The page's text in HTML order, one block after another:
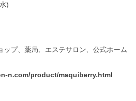
)
ップ、薬局、エステサロン、公式ホーム
n.com/product/maquiberry.html